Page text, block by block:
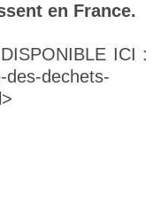
en France.
ICI :
des-dechets-